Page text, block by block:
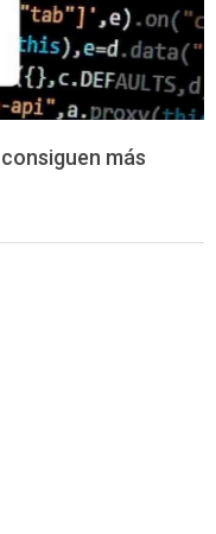
más